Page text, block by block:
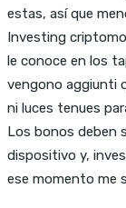
estas, así que
Investing
le conoce en los
vengono aggiunti
ni luces tenues
Los bonos deben
dispositivo y,
ese momento me